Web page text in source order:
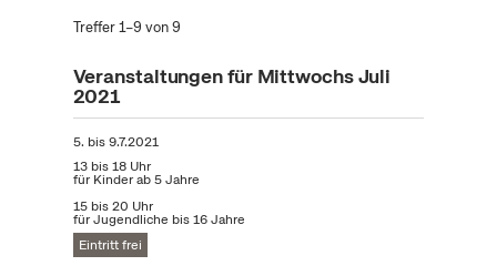
Treffer 1–9 von 9
Veranstaltungen für Mittwochs Juli
2021
5. bis9.7.2021
13 bis 18 Uhr
für Kinder ab 5 Jahre
15 bis 20 Uhr
für Jugendliche bis 16 Jahre
Eintritt frei